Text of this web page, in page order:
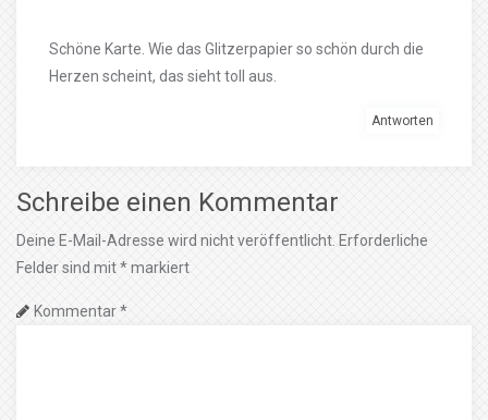
Schöne Karte. Wie das Glitzerpapier so schön durch die
Herzen scheint, das sieht toll aus.
Antworten
Schreibe einen Kommentar
Deine E-Mail-Adresse wird nicht veröffentlicht. Erforderliche
Felder sind mit*markiert
Kommentar*